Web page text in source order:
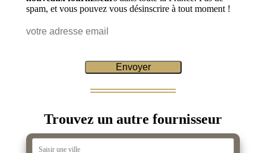
spam, et vous pouvez vous désinscrire à tout moment !
Trouvez un autre fournisseur